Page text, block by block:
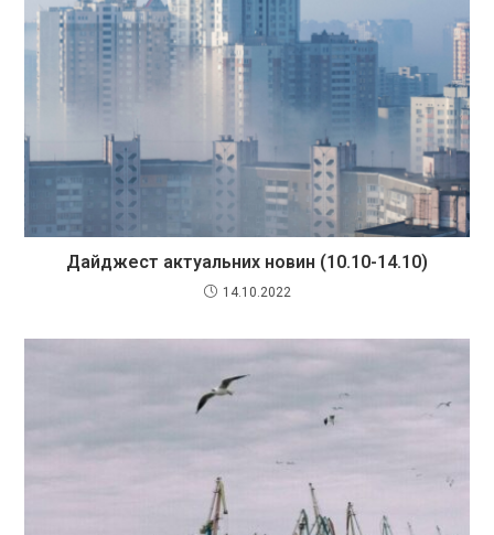
Дайджест актуальних новин (10.10-14.10)
14.10.2022